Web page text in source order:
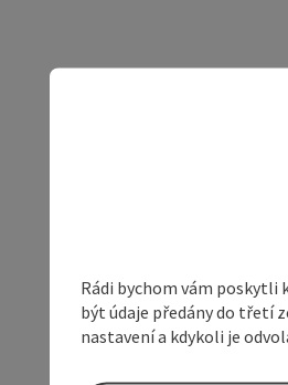
Rádi bychom vám poskytli
být údaje předány do třetí
nastavení a kdykoli je